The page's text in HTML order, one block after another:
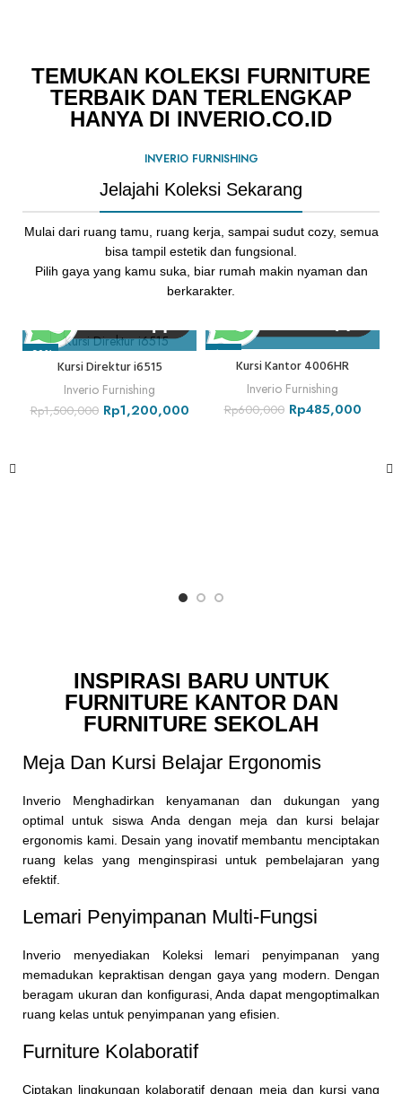
TEMUKAN KOLEKSI FURNITURE
TERBAIK DAN TERLENGKAP
HANYA DI INVERIO.CO.ID
INVERIO FURNISHING
Jelajahi Koleksi Sekarang
Mulai dari ruang tamu, ruang kerja, sampai sudut cozy, semua
bisa tampil estetik dan fungsional.
Pilih gaya yang kamu suka, biar rumah makin nyaman dan
berkarakter.
-20%
Kursi Direktur i6515
Inverio Furnishing
Rp1,500,000 Rp1,200,000
-19%
Kursi Kantor 4006HR
Inverio Furnishing
Rp600,000 Rp485,000
INSPIRASI BARU UNTUK
FURNITURE KANTOR DAN
FURNITURE SEKOLAH
Meja Dan Kursi Belajar Ergonomis
Inverio Menghadirkan kenyamanan dan dukungan yang
optimal untuk siswa Anda dengan meja dan kursi belajar
ergonomis kami. Desain yang inovatif membantu menciptakan
ruang kelas yang menginspirasi untuk pembelajaran yang
efektif.
Lemari Penyimpanan Multi-Fungsi
Inverio menyediakan Koleksi lemari penyimpanan yang
memadukan kepraktisan dengan gaya yang modern. Dengan
beragam ukuran dan konfigurasi, Anda dapat mengoptimalkan
ruang kelas untuk penyimpanan yang efisien.
Furniture Kolaboratif
Ciptakan lingkungan kolaboratif dengan meja dan kursi yang